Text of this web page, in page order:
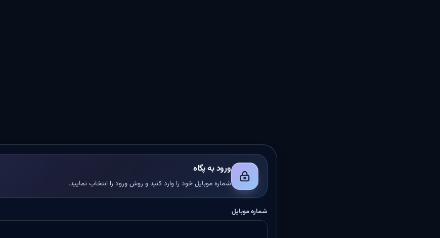
ورود به پگاه
شماره موبایل خود را وارد کنید و روش ورود را انتخاب نمایید.
شماره موبایل